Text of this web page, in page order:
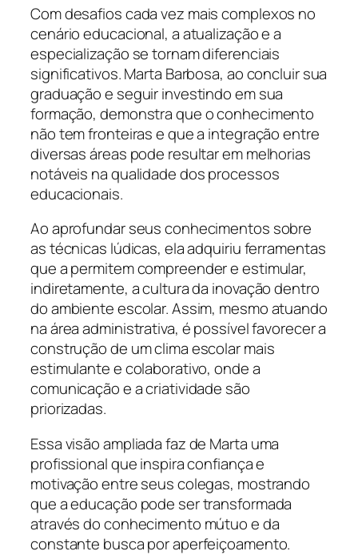
Com desafios cada vez mais complexos no
cenário educacional, a atualização e a
especialização se tornam diferenciais
significativos. Marta Barbosa, ao concluir sua
graduação e seguir investindo em sua
formação, demonstra que o conhecimento
não tem fronteiras e que a integração entre
diversas áreas pode resultar em melhorias
notáveis na qualidade dos processos
educacionais.
Ao aprofundar seus conhecimentos sobre
as técnicas lúdicas, ela adquiriu ferramentas
que a permitem compreender e estimular,
indiretamente, a cultura da inovação dentro
do ambiente escolar. Assim, mesmo atuando
na área administrativa, é possível favorecer a
construção de um clima escolar mais
estimulante e colaborativo, onde a
comunicação e a criatividade são
priorizadas.
Essa visão ampliada faz de Marta uma
profissional que inspira confiança e
motivação entre seus colegas, mostrando
que a educação pode ser transformada
através do conhecimento mútuo e da
constante busca por aperfeiçoamento.